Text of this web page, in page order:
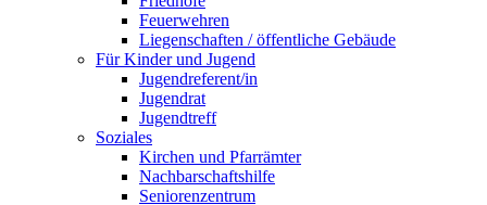
Feuerwehren
Liegenschaften / öffentliche Gebäude
Für Kinder und Jugend
Jugendreferent/in
Jugendrat
Jugendtreff
Soziales
Kirchen und Pfarrämter
Nachbarschaftshilfe
Seniorenzentrum